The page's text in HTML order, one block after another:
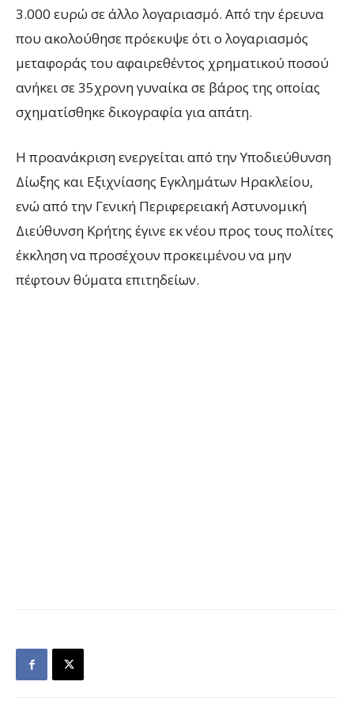
3.000 ευρώ σε άλλο λογαριασμό. Από την έρευνα
που ακολούθησε πρόεκυψε ότι ο λογαριασμός
μεταφοράς του αφαιρεθέντος χρηματικού ποσού
ανήκει σε 35χρονη γυναίκα σε βάρος της οποίας
σχηματίσθηκε δικογραφία για απάτη.
Η προανάκριση ενεργείται από την Υποδιεύθυνση
Δίωξης και Εξιχνίασης Εγκλημάτων Ηρακλείου,
ενώ από την Γενική Περιφερειακή Αστυνομική
Διεύθυνση Κρήτης έγινε εκ νέου προς τους πολίτες
έκκληση να προσέχουν προκειμένου να μην
πέφτουν θύματα επιτηδείων.